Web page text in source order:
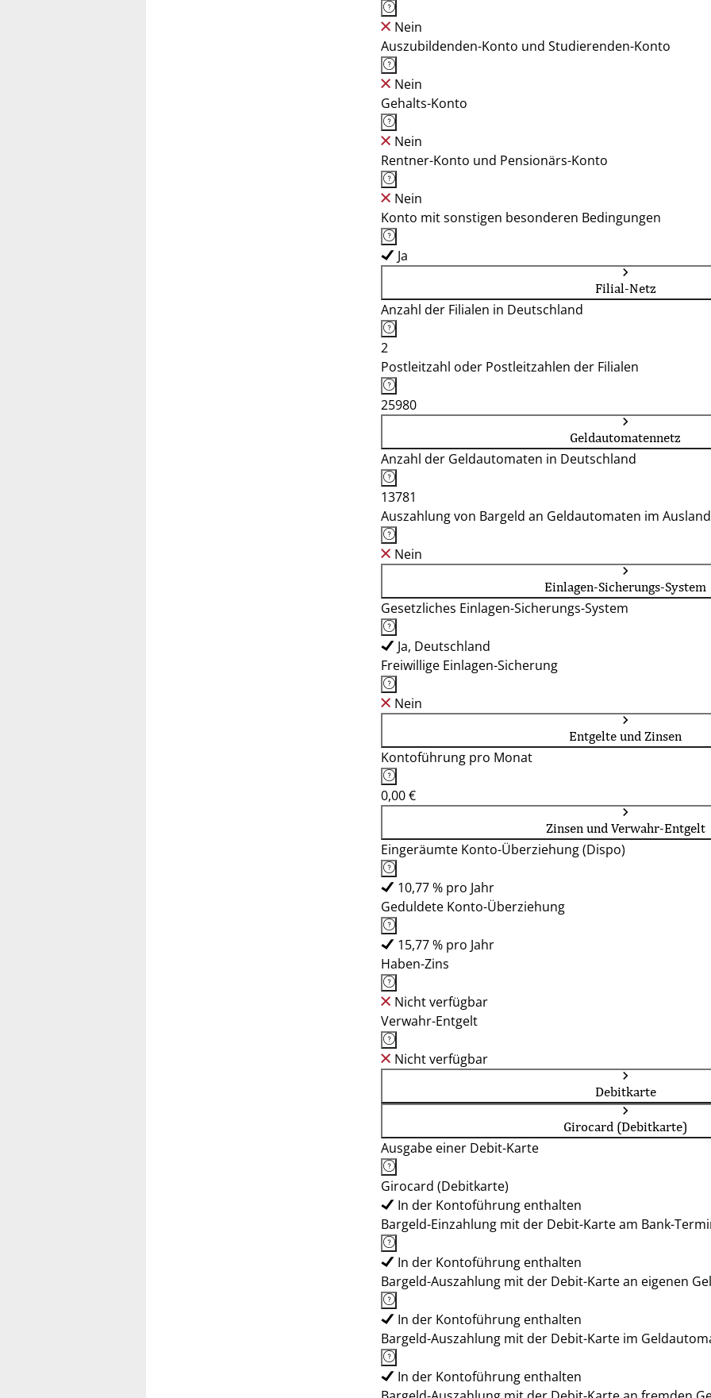
Nein
Auszubildenden-Konto und Studierenden-Konto
Nein
Gehalts-Konto
Nein
Rentner-Konto und Pensionärs-Konto
Nein
Konto mit sonstigen besonderen Bedingungen
Ja
Filial-Netz
Anzahl der Filialen in Deutschland
2
Postleitzahl oder Postleitzahlen der Filialen
25980
Geldautomatennetz
Anzahl der Geldautomaten in Deutschland
13781
Auszahlung von Bargeld an Geldautomaten im
Nein
Einlagen-Sicherungs-System
Gesetzliches Einlagen-Sicherungs-System
Ja, Deutschland
Freiwillige Einlagen-Sicherung
Nein
Entgelte und Zinsen
Kontoführung pro Monat
0,00 €
Zinsen und Verwahr-Entgelt
Eingeräumte Konto-Überziehung (Dispo)
10,77 % pro Jahr
Geduldete Konto-Überziehung
15,77 % pro Jahr
Haben-Zins
Nicht verfügbar
Verwahr-Entgelt
Nicht verfügbar
Debitkarte
Girocard (Debitkarte)
Ausgabe einer Debit-Karte
Girocard (Debitkarte)
In der Kontoführung enthalten
Bargeld-Einzahlung mit der Debit-Karte am Bank-
In der Kontoführung enthalten
Bargeld-Auszahlung mit der Debit-Karte an eigenen
In der Kontoführung enthalten
Bargeld-Auszahlung mit der Debit-Karte im
In der Kontoführung enthalten